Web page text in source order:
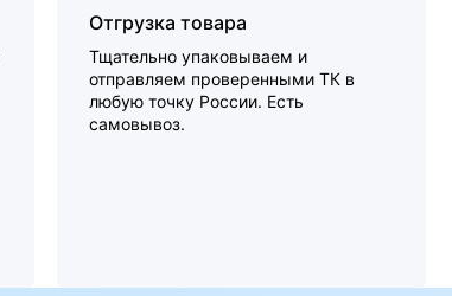
Отгрузка товара
Тщательно упаковываем и
отправляем проверенными ТК в
любую точку России. Есть
самовывоз.